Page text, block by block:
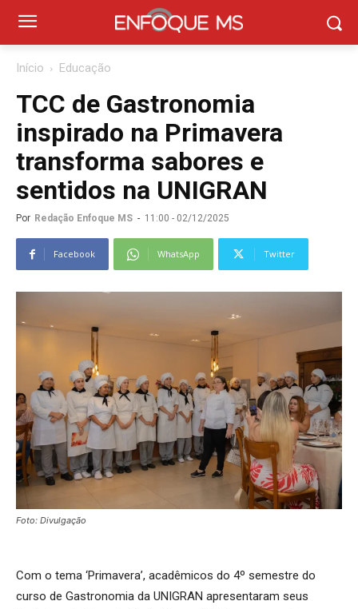
Início Educação
TCC de Gastronomia
inspirado na Primavera
transforma sabores e
sentidos na UNIGRAN
Por Redação Enfoque MS - 11:00 - 02/12/2025
Facebook WhatsApp Twitter
Foto: Divulgação
Com o tema ‘Primavera’, acadêmicos do 4º semestre do
curso de Gastronomia da UNIGRAN apresentaram seus